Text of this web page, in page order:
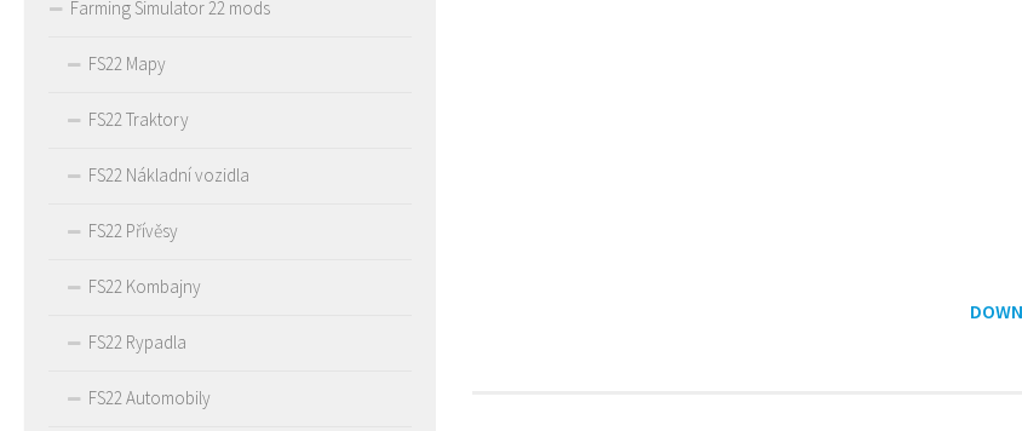
Farming Simulator 22 mods
FS22 Mapy
FS22 Traktory
FS22 Nákladní vozidla
FS22 Přívěsy
FS22 Kombajny
FS22 Rypadla
FS22 Automobily